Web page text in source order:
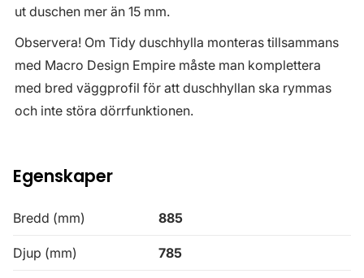
ut duschen mer än 15 mm.
Observera! Om Tidy duschhylla monteras tillsammans
med Macro Design Empire måste man komplettera
med bred väggprofil för att duschhyllan ska rymmas
och inte störa dörrfunktionen.
Egenskaper
Bredd (mm) 885
Djup (mm) 785